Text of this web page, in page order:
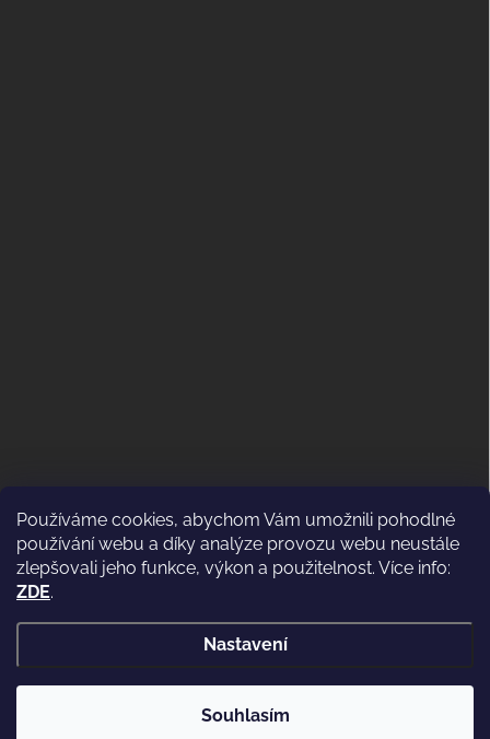
Používáme cookies, abychom Vám umožnili pohodlné
používání webu a díky analýze provozu webu neustále
zlepšovali jeho funkce, výkon a použitelnost. Více info:
ZDE.
Nastavení
Souhlasím
ODSTOUPENÍ OD KUPNÍ SMLOUVY
(VRÁCENÍ)
WWW.CASSIDI.CZ . Všechna práva vyhrazena.